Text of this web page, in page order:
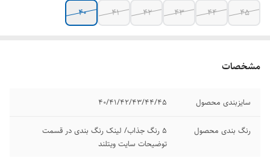
۴۵
۴۴ ۴۳ ۴۲ ۴۱ ۴۰
مشخصات
سایزبندی محصول ۴۰/۴۱/۴۲/۴۳/۴۴/۴۵
رنگ بندی محصول
۵ رنگ جذاب/ لینک رنگ بندی در قسمت
توضیحات سایت ویتلند